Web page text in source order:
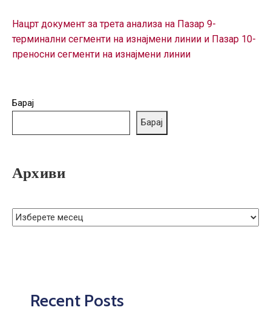
Нацрт документ за трета анализа на Пазар 9-
терминални сегменти на изнајмени линии и Пазар 10-
преносни сегменти на изнајмени линии
Барај
Барај
Архиви
Recent Posts